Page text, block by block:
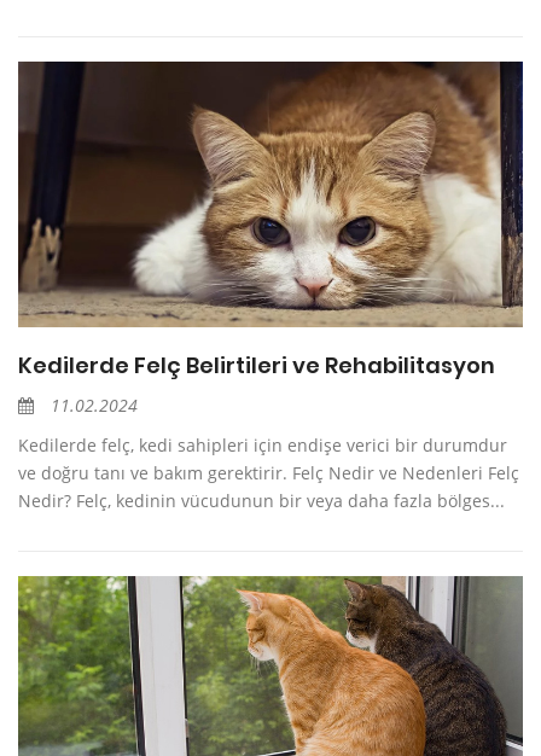
Kedilerde Felç Belirtileri ve Rehabilitasyon
11.02.2024
Kedilerde felç, kedi sahipleri için endişe verici bir durumdur
ve doğru tanı ve bakım gerektirir. Felç Nedir ve Nedenleri Felç
Nedir? Felç, kedinin vücudunun bir veya daha fazla bölges...